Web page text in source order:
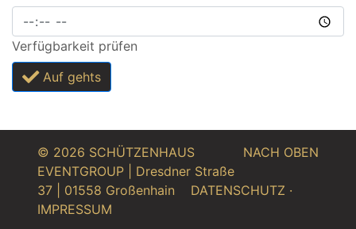
Verfügbarkeit prüfen
Auf gehts
NACH OBEN
© 2026 SCHÜTZENHAUS
EVENTGROUP | Dresdner Straße
37 | 01558 Großenhain DATENSCHUTZ ·
IMPRESSUM